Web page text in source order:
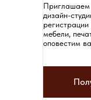
Приглашаем
дизайн-
мебели,
оповестим